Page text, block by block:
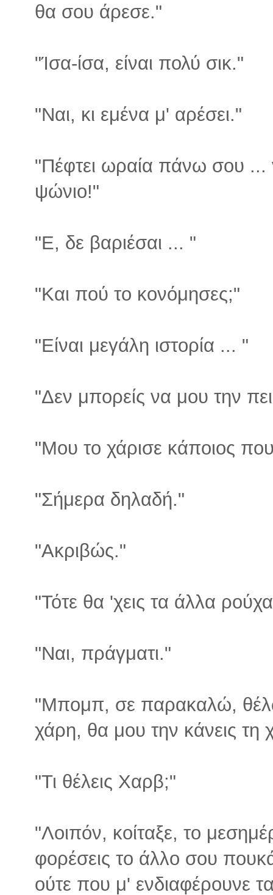
θα σου άρεσε."
"Ίσα-ίσα, είναι πολύ σικ."
"Ναι, κι εμένα μ' αρέσει."
"Πέφτει ωραία πάνω σου ...
ψώνιο!"
"Ε, δε βαριέσαι ... "
"Και πού το κονόμησες;"
"Είναι μεγάλη ιστορία ... "
"Δεν μπορείς να μου την
"Μου το χάρισε κάποιος
"Σήμερα δηλαδή."
"Ακριβώς."
"Τότε θα 'χεις τα άλλα
"Ναι, πράγματι."
"Μπομπ, σε παρακαλώ,
χάρη, θα μου την κάνεις τη
"Τι θέλεις Χαρβ;"
"Λοιπόν, κοίταξε, το
φορέσεις το άλλο σου
ούτε που μ' ενδιαφέρουνε